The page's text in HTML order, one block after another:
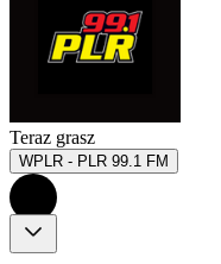
Teraz grasz
WPLR - PLR 99.1 FM